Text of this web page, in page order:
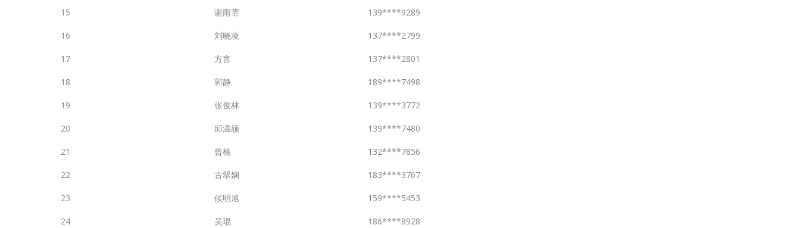
15 谢雨霏 139****9289
16 刘晓凌 137****2799
17 方言 137****2801
18 郭静 189****7498
19 张俊林 139****3772
20 邱温颀 139****7480
21 曾楠 132****7856
22 古翠娴 183****3767
23 候明旭 159****5453
24 吴琨 186****8928